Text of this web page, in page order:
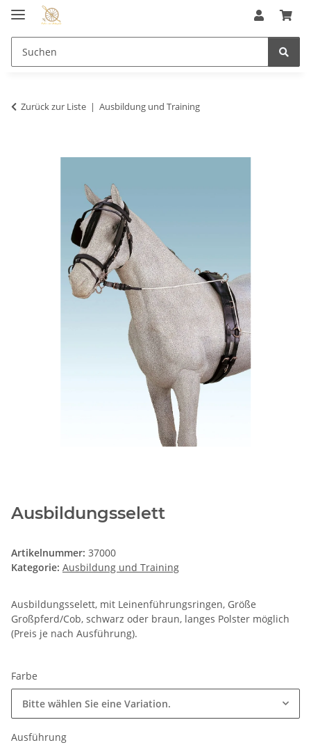
Zurück zur Liste Ausbildung und Training
Ausbildungsselett
Artikelnummer: 37000
Kategorie: Ausbildung und Training
Ausbildungsselett, mit Leinenführungsringen, Größe
Großpferd/Cob, schwarz oder braun, langes Polster möglich
(Preis je nach Ausführung).
Farbe
Bitte wählen Sie eine Variation.
Ausführung